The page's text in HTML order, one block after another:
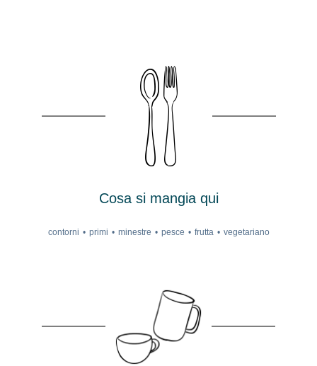
Cosa si mangia qui
contorni primi minestre pesce frutta vegetariano